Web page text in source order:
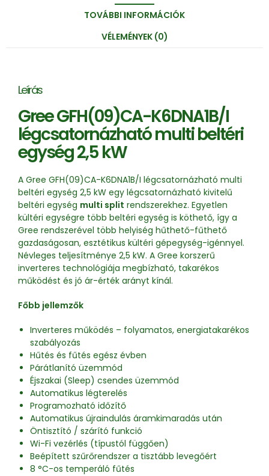
TOVÁBBI INFORMÁCIÓK
VÉLEMÉNYEK (0)
Leírás
Gree GFH(09)CA-K6DNA1B/I
légcsatornázható multi beltéri
egység 2,5 kW
A Gree GFH(09)CA-K6DNA1B/I légcsatornázható multi
beltéri egység 2,5 kW egy légcsatornázható kivitelű
beltéri egység multi split rendszerekhez. Egyetlen
kültéri egységre több beltéri egység is köthető, így a
Gree rendszerével több helyiség hűthető-fűthető
gazdaságosan, esztétikus kültéri gépegység-igénnyel.
Névleges teljesítménye 2,5 kW. A Gree korszerű
inverteres technológiája megbízható, takarékos
működést és jó ár-érték arányt kínál.
Főbb jellemzők
Inverteres működés – folyamatos, energiatakarékos
szabályozás
Hűtés és fűtés egész évben
Párátlanító üzemmód
Éjszakai (Sleep) csendes üzemmód
Automatikus légterelés
Programozható időzítő
Automatikus újraindulás áramkimaradás után
Öntisztító / szárító funkció
Wi-Fi vezérlés (típustól függően)
Beépített szűrőrendszer a tisztább levegőért
8 °C-os temperáló fűtés